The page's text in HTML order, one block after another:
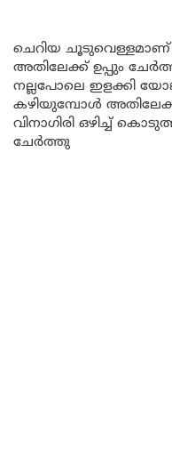
ചെറിയ ചൂടുവെള്ളമാണ്
അതിലേക്ക് ഉപ്പും
നല്ലപോലെ ഇളക്കി
കഴിയുമ്പോൾ
വിനാഗിരി ഒഴിച്ച്
ചേർത്തു